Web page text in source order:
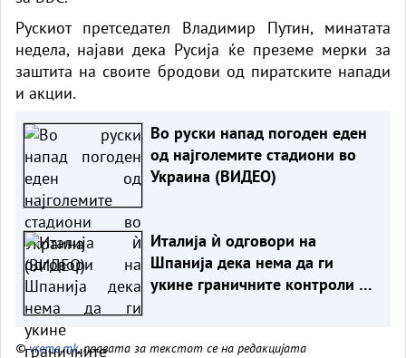
Рускиот претседател Владимир Путин, минатата
недела, најави дека Русија ќе преземе мерки за
заштита на своите бродови од пиратските напади
и акции.
Во руски напад погоден еден
од најголемите стадиони во
Украина (ВИДЕО)
Италија ѝ одговори на
Шпанија дека нема да ги
укине граничните контроли сè
©vreme.mk, правата за текстот се на редакцијата